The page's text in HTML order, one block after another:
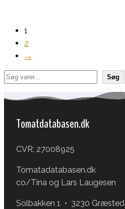
1
2
→
Søg Søg
Tomatdatabasen.dk
CVR: 27008925
Tomatadatabasen.dk
co/Tina og Lars Laugesen
Solbakken 1 • 3230 Græsted